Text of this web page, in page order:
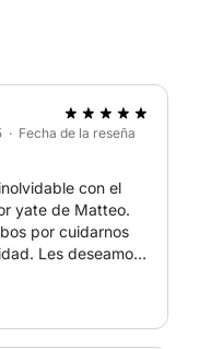
Fecha de la reseña
con el
yate de Matteo.
por cuidarnos
Les deseamos